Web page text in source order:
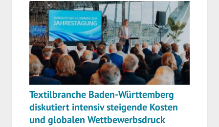
Textilbranche Baden-Württemberg
diskutiert intensiv steigende Kosten
und globalen Wettbewerbsdruck